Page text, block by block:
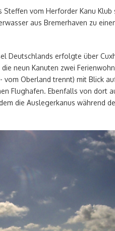
vom Herforder Kanu Klub
aus Bremerhaven zu
Deutschlands erfolgte über
neun Kanuten zwei
vom Oberland trennt) mit Blick
Flughafen. Ebenfalls von dort
die Auslegerkanus während